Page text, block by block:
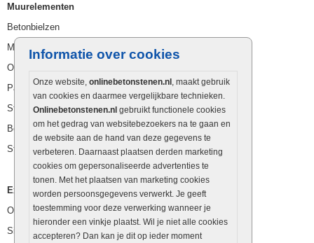
Informatie over cookies
Onze website, onlinebetonstenen.nl , maakt gebruik
van cookies en daarmee vergelijkbare technieken.
Onlinebetonstenen.nl gebruikt functionele cookies
om het gedrag van websitebezoekers na te gaan en
de website aan de hand van deze gegevens te
verbeteren. Daarnaast plaatsen derden marketing
cookies om gepersonaliseerde advertenties te
tonen. Met het plaatsen van marketing cookies
worden persoonsgegevens verwerkt. Je geeft
toestemming voor deze verwerking wanneer je
hieronder een vinkje plaatst. Wil je niet alle cookies
accepteren? Dan kan je dit op ieder moment
Muurelementen
Betonbielzen
Muurstenen
Opsluitbanden
Palissaden
Stapelblokken
Betonblokken
Stapelstenen
Extra benodigdheden
Ophoogzand
Siergrind en siersplit